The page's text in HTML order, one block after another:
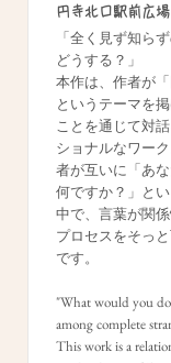
円寺北口駅前広場
「全く見ず知ら
どうする？」
本作は、作者が
というテーマを
ことを通じて対
ショナルなワー
者が互いに「あ
何ですか？」と
中で、言葉が関
プロセスをそっ
です。
"What would you
among complete
This work is a